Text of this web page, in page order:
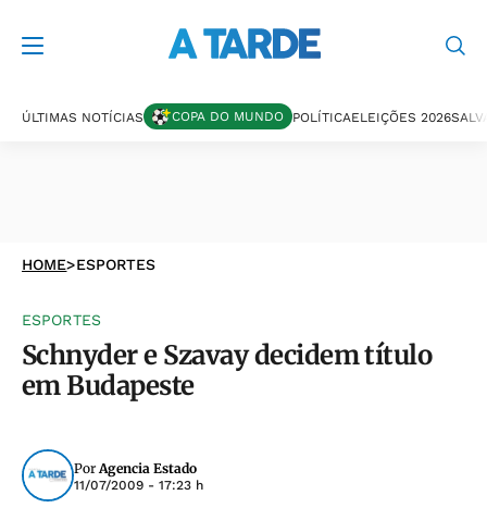
ÚLTIMAS NOTÍCIAS COPA DO MUNDO POLÍTICAELEIÇÕES 2026
HOME>ESPORTES
ESPORTES
Schnyder e Szavay decidem título
em Budapeste
PorAgencia Estado
11/07/2009 - 17:23 h